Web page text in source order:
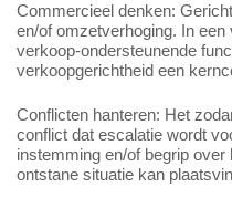
Commercieel denken:
en/of omzetverhoging. In
verkoop-ondersteunende
verkoopgerichtheid een
Conflicten hanteren: Het
conflict dat escalatie wordt
instemming en/of begrip
ontstane situatie kan